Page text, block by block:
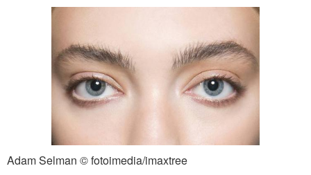
Adam Selman © fotoimedia/imaxtree